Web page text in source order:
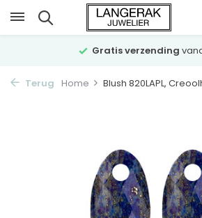
Gratis verzending
Terug Home Blush 820LAPL,